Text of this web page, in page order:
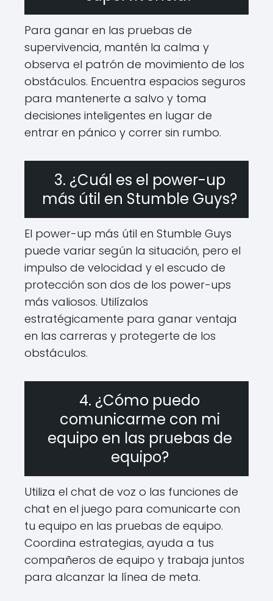
Para ganar en las pruebas de
supervivencia, mantén la calma y
observa el patrón de movimiento de los
obstáculos. Encuentra espacios seguros
para mantenerte a salvo y toma
decisiones inteligentes en lugar de
entrar en pánico y correr sin rumbo.
3. ¿Cuál es el power-up
más útil en Stumble Guys?
El power-up más útil en Stumble Guys
puede variar según la situación, pero el
impulso de velocidad y el escudo de
protección son dos de los power-ups
más valiosos. Utilízalos
estratégicamente para ganar ventaja
en las carreras y protegerte de los
obstáculos.
4. ¿Cómo puedo
comunicarme con mi
equipo en las pruebas de
equipo?
Utiliza el chat de voz o las funciones de
chat en el juego para comunicarte con
tu equipo en las pruebas de equipo.
Coordina estrategias, ayuda a tus
compañeros de equipo y trabaja juntos
para alcanzar la línea de meta.